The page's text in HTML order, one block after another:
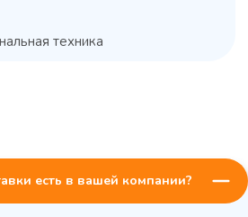
техника
есть в вашей компании?